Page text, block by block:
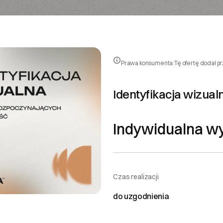
Prawa konsumenta:Tę ofertę dodał
Identyfikacja
Indywidualna
Czas realizacji
do uzgodnienia